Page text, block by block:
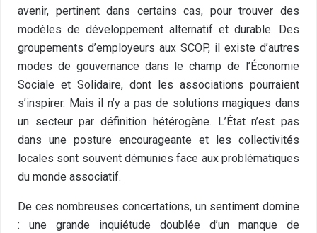
avenir, pertinent dans certains cas, pour trouver des
modèles de développement alternatif et durable. Des
groupements d’employeurs aux SCOP, il existe d’autres
modes de gouvernance dans le champ de l’Économie
Sociale et Solidaire, dont les associations pourraient
s’inspirer. Mais il n’y a pas de solutions magiques dans
un secteur par définition hétérogène. L’État n’est pas
dans une posture encourageante et les collectivités
locales sont souvent démunies face aux problématiques
du monde associatif.
De ces nombreuses concertations, un sentiment domine
: une grande inquiétude doublée d’un manque de